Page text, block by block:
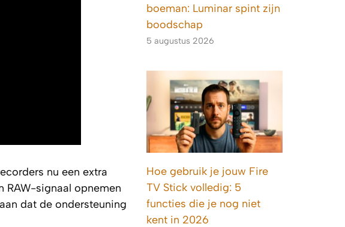
nu een extra
RAW-signaal opnemen
dat de ondersteuning
boeman: Luminar spint zijn
boodschap
5 augustus 2026
Hoe gebruik je jouw Fire
TV Stick volledig: 5
functies die je nog niet
kent in 2026